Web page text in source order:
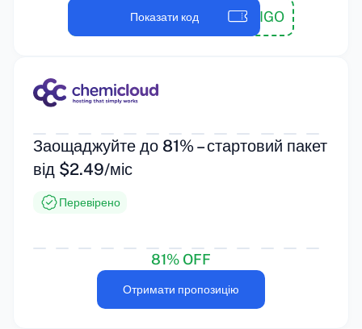
PAYTRIGO
Показати код
Заощаджуйте до 81% – стартовий пакет
від $2.49/міс
Перевірено
81% OFF
Отримати пропозицію